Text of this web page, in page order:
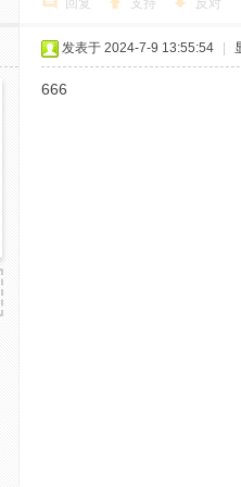
回复 支持 反对
发表于 2024-7-9 13:55:54
666